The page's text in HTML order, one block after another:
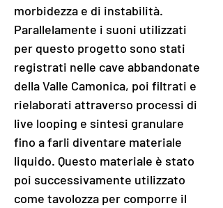
morbidezza e di instabilità.
Parallelamente i suoni utilizzati
per questo progetto sono stati
registrati nelle cave abbandonate
della Valle Camonica, poi filtrati e
rielaborati attraverso processi di
live looping e sintesi granulare
fino a farli diventare materiale
liquido. Questo materiale è stato
poi successivamente utilizzato
come tavolozza per comporre il